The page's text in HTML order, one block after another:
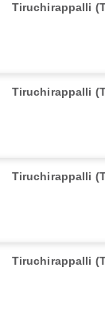
Tiruchirappalli
Tiruchirappalli
Tiruchirappalli
Tiruchirappalli